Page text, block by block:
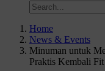
Home
News & Events
Minuman untuk
Praktis Kembali Fit